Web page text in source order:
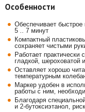
Особенности
Обеспечивает
5 .. 7 минут
Компактный
сохраняет чистыми
Работает
гладкой, шероховатой
Оставляет хорошо
температурным
Маркер удобен в
работы с ним,
Благодаря
и 2-бутоксиэтанол,